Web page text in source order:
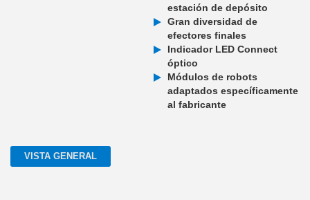
estación de depósito
Gran diversidad de
efectores finales
Indicador LED Connect
óptico
Módulos de robots
adaptados específicamente
al fabricante
VISTA GENERAL